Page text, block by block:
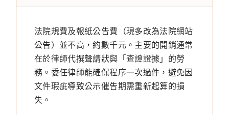
法院規費及報紙公告費（現多改為法院網站
公告）並不高，約數千元。主要的開銷通常
在於律師代撰聲請狀與「查證證據」的勞
務。委任律師能確保程序一次過件，避免因
文件瑕疵導致公示催告期需重新起算的損
失。